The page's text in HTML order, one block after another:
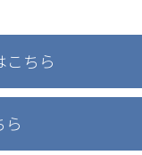
こちら
ら